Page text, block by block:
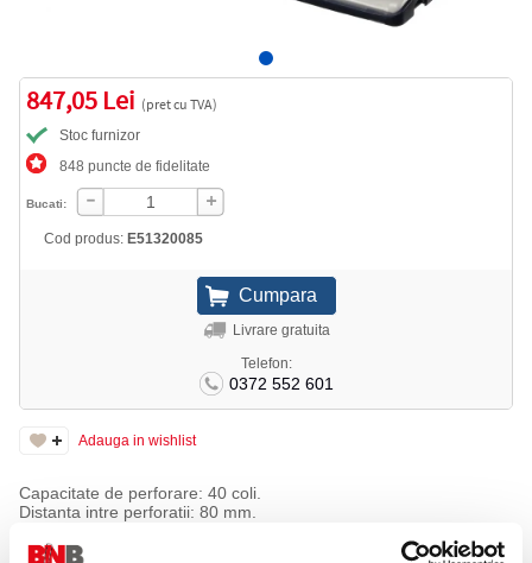
847,05 Lei (pret cu TVA)
Stoc furnizor
848 puncte de fidelitate
Bucati:
Cod produs: E51320085
Livrare gratuita
Telefon:
0372 552 601
Adauga in wishlist
Capacitate de perforare: 40 coli.
Distanta intre perforatii: 80 mm.
Numar de perforatii: 4.